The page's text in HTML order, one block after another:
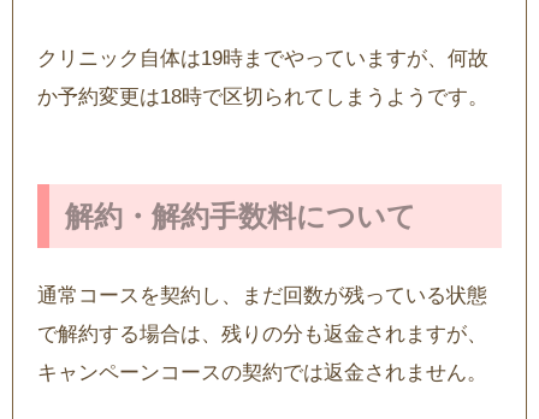
クリニック自体は19時までやっていますが、何故
か予約変更は18時で区切られてしまうようです。
解約・解約手数料について
通常コースを契約し、まだ回数が残っている状態
で解約する場合は、残りの分も返金されますが、
キャンペーンコースの契約では返金されません。